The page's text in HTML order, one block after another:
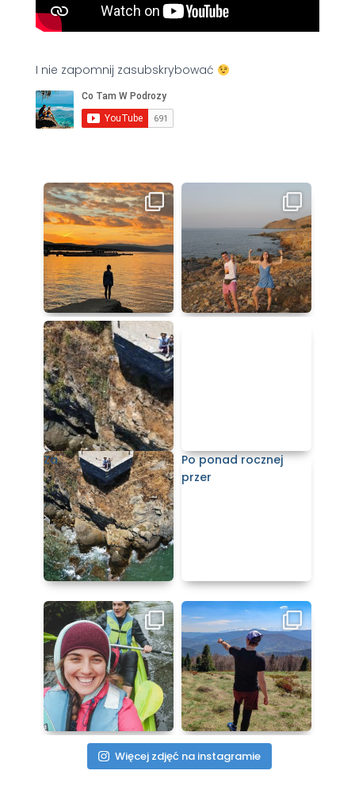
I nie zapomnij zasubskrybować
Za
Po ponad rocznej
przer
Więcej zdjęć na instagramie